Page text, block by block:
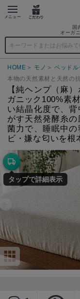
国
オーガ
HOME モノ ベッドル
本物の天然素材と天然の
【純ヘンプ（麻
ガニック100%素
い結晶化度で、
がす天然発酵糸
菌力で、睡眠中
ビ・嫌な匂いを根
タップで詳細表示